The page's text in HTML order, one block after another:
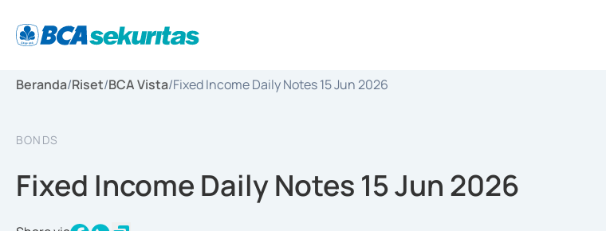
Beranda/Riset/BCA Vista/Fixed Income Daily Notes 15 Jun 2026
BONDS
Fixed Income Daily Notes 15 Jun 2026